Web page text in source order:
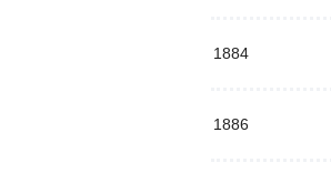
1884
1886